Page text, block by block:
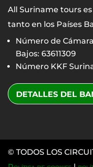
All Suriname tours
tanto en los Países
Número de
Bajos: 63611309
Número KKF
DETALLES DEL
© TODOS LOS